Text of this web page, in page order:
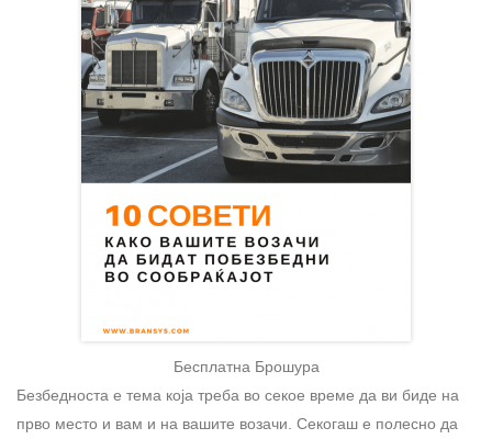
Бесплатна Брошура
Безбедноста е тема која треба во секое време да ви биде на
прво место и вам и на вашите возачи. Секогаш е полесно да